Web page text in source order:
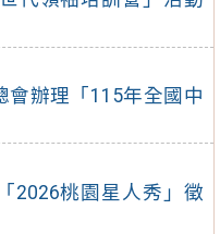
會辦理「115年全國中
2026桃園星人秀」徵